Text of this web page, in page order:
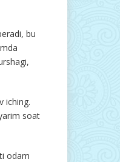
bu
iching.
soat
odam